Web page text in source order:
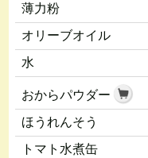
薄力粉
オリーブオイル
水
おからパウダー
ほうれんそう
トマト水煮缶